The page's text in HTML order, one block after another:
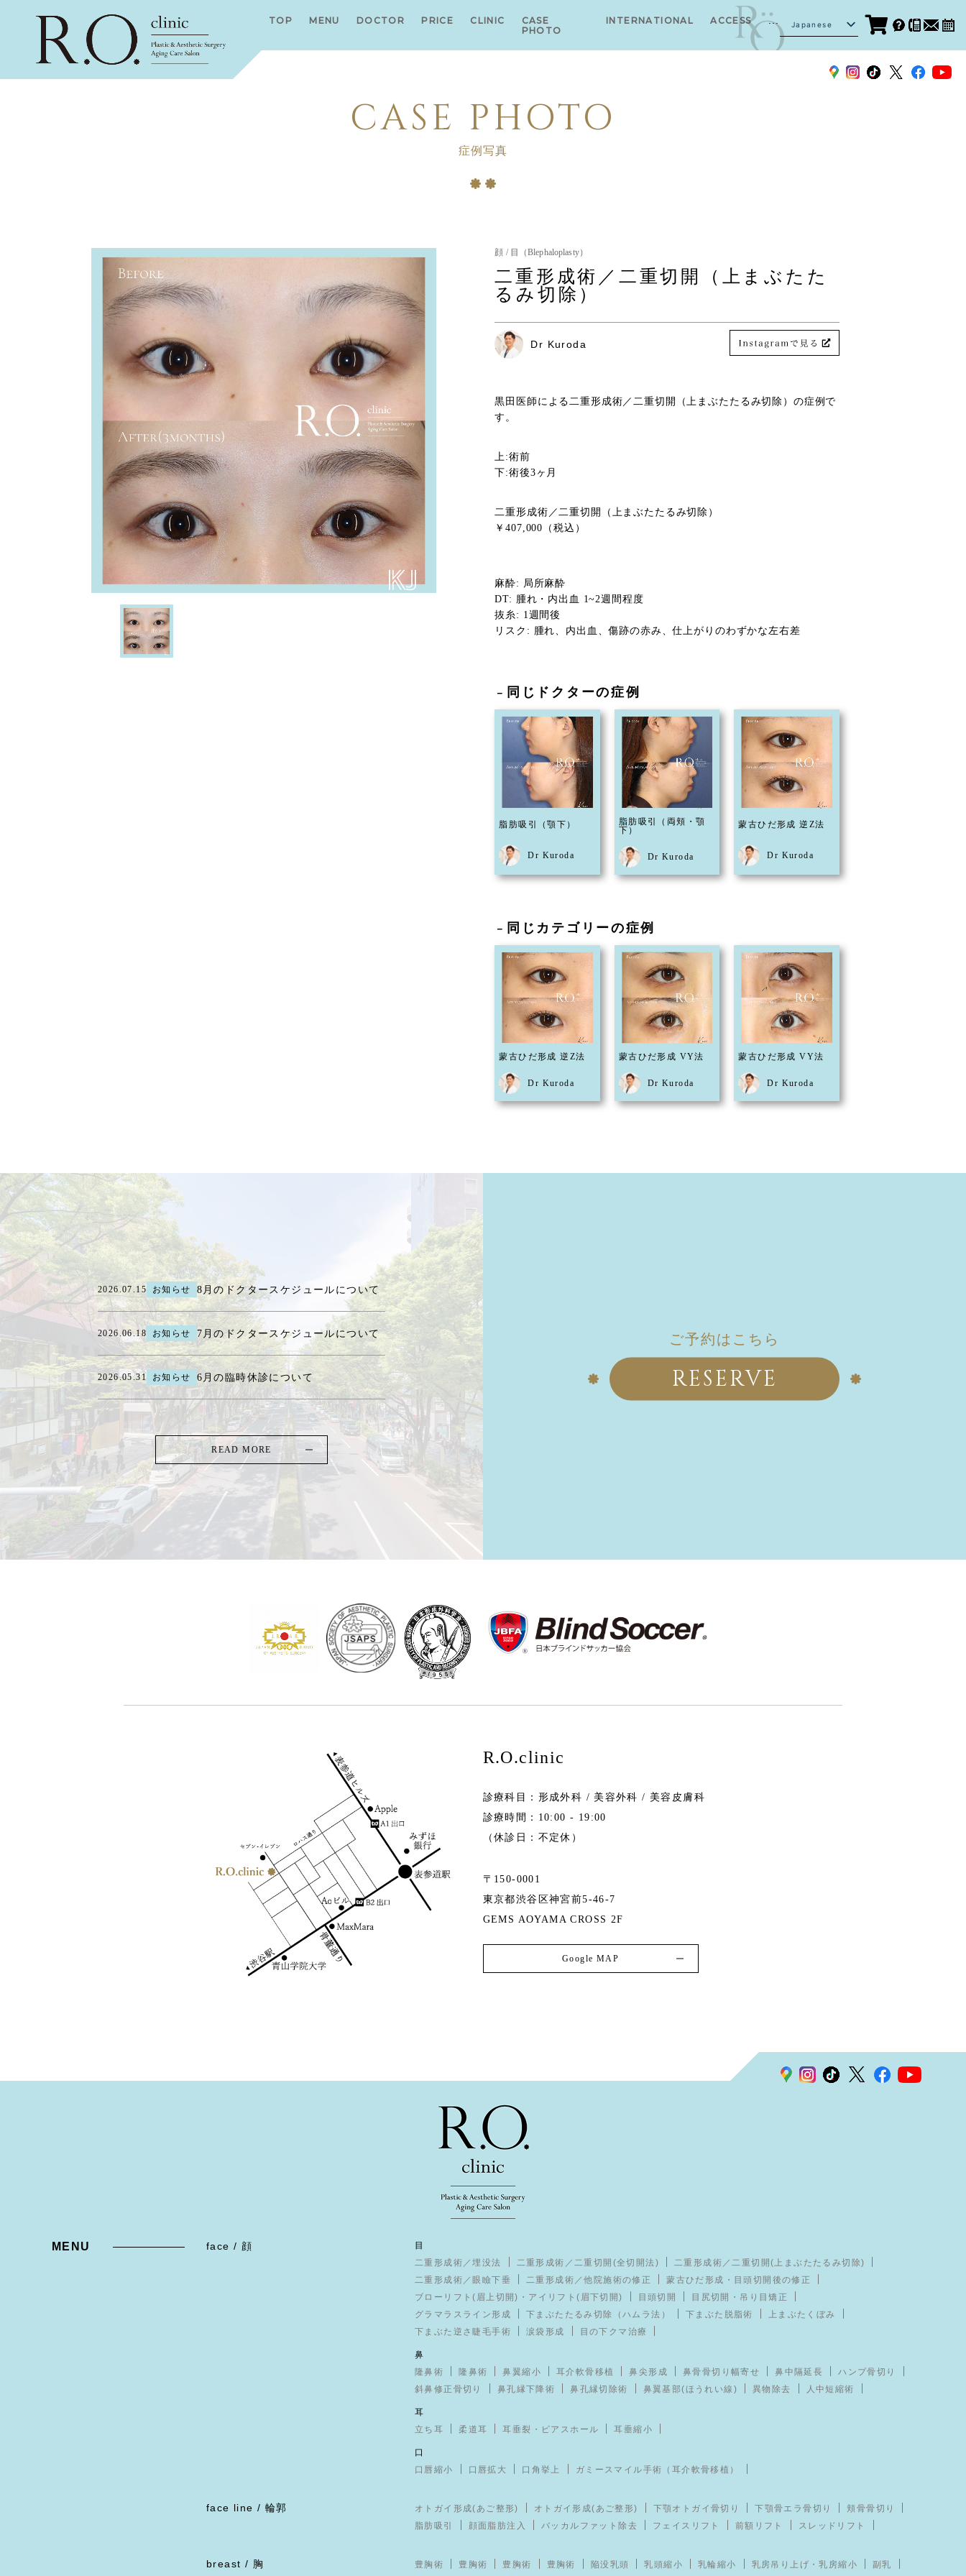
TOP MENU DOCTOR PRICE CLINIC
CASE
PHOTO
INTERNATIONAL ACCESS ... Japanese
TOP
CASE PHOTO
CASE PHOTO
症例写真
顔 / 目（Blephaloplasty）
二重形成術／二重切開（上まぶたた
るみ切除）
Dr Kuroda
黒田医師による二重形成術／二重切開（上まぶたたるみ切除）の症例で
す。
上:術前
下:術後3ヶ月
二重形成術／二重切開（上まぶたたるみ切除）
￥407,000（税込）
麻酔: 局所麻酔
DT: 腫れ・内出血 1~2週間程度
抜糸: 1週間後
リスク: 腫れ、内出血、傷跡の赤み、仕上がりのわずかな左右差
－ 同じドクターの症例
脂肪吸引（顎下）
Dr Kuroda
脂肪吸引（両頬・顎
下）
Dr Kuroda
蒙古ひだ形成 逆Z法
Dr Kuroda
－ 同じカテゴリーの症例
蒙古ひだ形成 逆Z法
Dr Kuroda
蒙古ひだ形成 VY法
Dr Kuroda
蒙古ひだ形成 VY法
Dr Kuroda
2026.07.15 お知らせ 8月のドクタースケジュールについて
2026.06.18 お知らせ 7月のドクタースケジュールについて
2026.05.31 お知らせ 6月の臨時休診について
READ MORE
ご予約はこちら
RESERVE
R.O.clinic
診療科目：形成外科 / 美容外科 / 美容皮膚科
診療時間：10:00 - 19:00
（休診日：不定休）
〒150-0001
東京都渋谷区神宮前5-46-7
GEMS AOYAMA CROSS 2F
Google MAP
MENU face / 顔
目
二重形成術／埋没法
二重形成術／二重切開(全切開法)
二重形成術／二重切開(上まぶたたるみ切除)
二重形成術／眼瞼下垂
二重形成術／他院施術の修正
蒙古ひだ形成・目頭切開後の修正
ブローリフト(眉上切開)・アイリフト(眉下切開)
目頭切開
目尻切開・吊り目矯正
グラマラスライン形成
下まぶたたるみ切除（ハムラ法） 下まぶた脱脂術
上まぶたくぼみ
下まぶた逆さ睫毛手術
涙袋形成 目の下クマ治療
鼻
隆鼻術
隆鼻術 鼻翼縮小 耳介軟骨移植 鼻尖形成 鼻骨骨切り幅寄せ 鼻中隔延長
ハンプ骨切り
斜鼻修正骨切り
鼻孔縁下降術 鼻孔縁切除術 鼻翼基部(ほうれい線) 異物除去 人中短縮術
耳
立ち耳
柔道耳 耳垂裂・ピアスホール 耳垂縮小
口
口唇縮小
口唇拡大 口角挙上 ガミースマイル手術（耳介軟骨移植）
face line / 輪郭 オトガイ形成(あご整形) オトガイ形成(あご整形) 下顎オトガイ骨切り 下顎骨エラ骨切り
頬骨骨切り
脂肪吸引
顔面脂肪注入 バッカルファット除去 フェイスリフト 前額リフト スレッドリフト
breast / 胸 豊胸術 豊胸術 豊胸術 豊胸術 陥没乳頭 乳頭縮小 乳輪縮小 乳房吊り上げ・乳房縮小 副乳